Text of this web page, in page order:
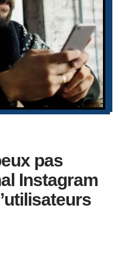
pas
Instagram